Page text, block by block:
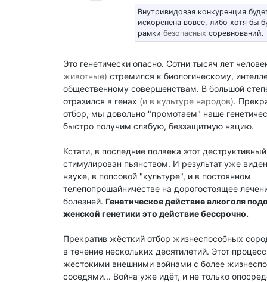
Внутривидовая конкуренция
искоренена вовсе, либо хотя бы
рамки безопасных соревнований.
Это генетически опасно. Сотни тысяч лет
животные) стремился к биологическому,
общественному совершенствам. В большой
отразился в генах (и в культуре народов).
отбор, мы довольно "промотаем" наше
быстро получим слабую, беззащитную нацию.
Кстати, в последние полвека этот
стимулирован пьянством. И результат уже
науке, в попсовой "культуре", и в постоянном
телепопрошайничестве на дорогостоящее
болезней. Генетическое действие алкоголя
женской генетики это действие бессрочно.
Прекратив жёсткий отбор жизнеспособных
в течение нескольких десятилетий. Этот
жестокими внешними войнами с более
соседями... Война уже идёт, и не только